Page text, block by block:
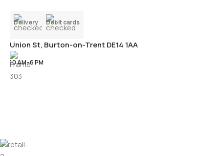
Delivery Debit cards
Union St, Burton-on-Trent DE14 1AA
10 AM–6 PM